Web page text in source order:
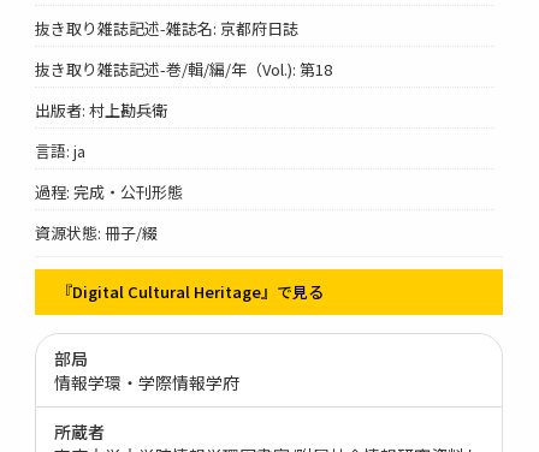
抜き取り雑誌記述-雑誌名: 京都府日誌
抜き取り雑誌記述-巻/輯/編/年（Vol.): 第18
出版者: 村上勘兵衛
言語: ja
過程: 完成・公刊形態
資源状態: 冊子/綴
『Digital Cultural Heritage』で見る
部局
情報学環・学際情報学府
所蔵者